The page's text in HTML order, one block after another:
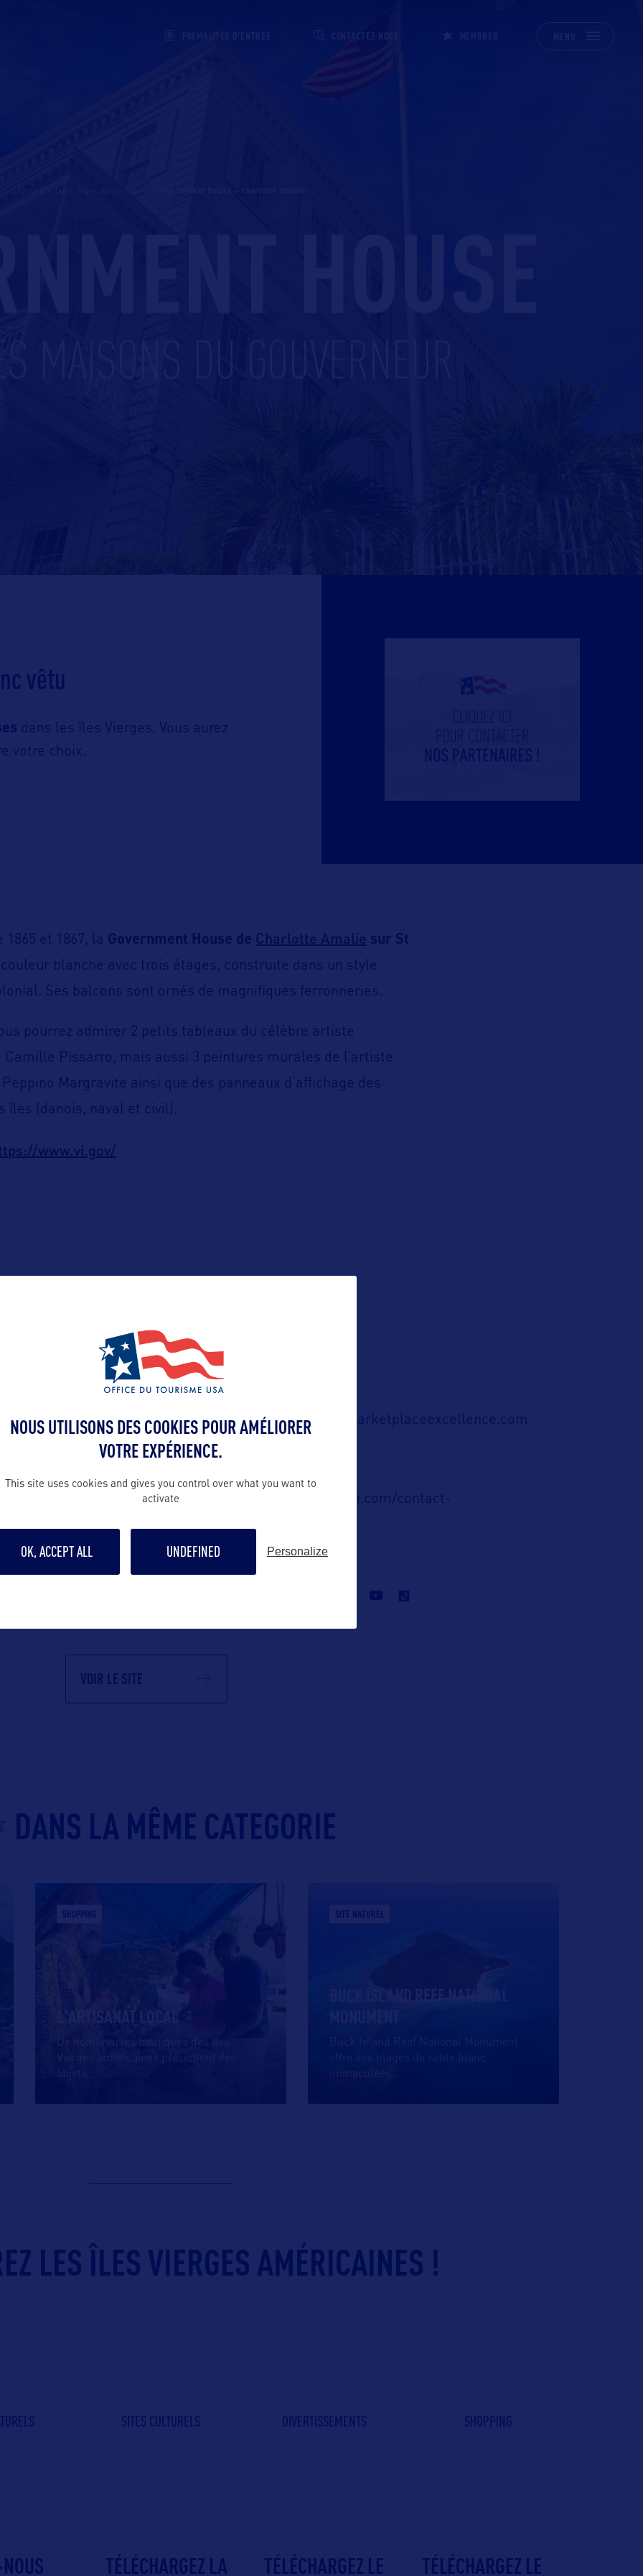
CONTACTEZ-NOUS
vêtu
dans les îles Vierges. Vous aurez
votre choix.
et 1867, la Government House de Charlotte Amalie sur St
blanche avec trois étages, construite dans un style
Ses balcons sont ornés de magnifiques ferronneries.
pourrez admirer 2 petits tableaux du célèbre artiste
Pissarro, mais aussi 3 peintures murales de l’artiste
Margravite ainsi que des panneaux d’affichage des
îles (danois, naval et civil).
www.vi.gov/
ALLEZ PLUS LOIN
USVIPressRoom@marketplaceexcellence.com
Contact grand public
https://www.visitusvi.com/contact-
VOIR LE SITE
DANS LA MÊME CATEGORIE
SHOPPING
L'ARTISANAT LOCAL
De nombreuses boutiques des îles
Vierges américaines présentent des
SITE NATUREL
BUCK ISLAND REEF NATIONAL
Buck Island Reef National Monument
offre des plages de sable blanc
immaculées
LES ÎLES VIERGES AMÉRICAINES !
SITES CULTURELS DIVERTISSEMENTS SHOPPING
TÉLÉCHARGEZ LA TÉLÉCHARGEZ LE TÉLÉCHARGEZ LE
NOUS UTILISONS DES COOKIES POUR AMÉLIORER
VOTRE EXPÉRIENCE.
This site uses cookies and gives you control over what you want to
activate
OK, ACCEPT ALL UNDEFINED Personalize